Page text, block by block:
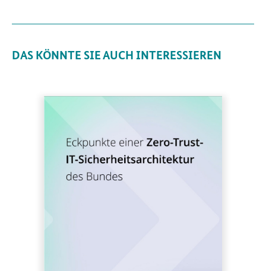
DAS KÖNNTE SIE AUCH INTERESSIEREN